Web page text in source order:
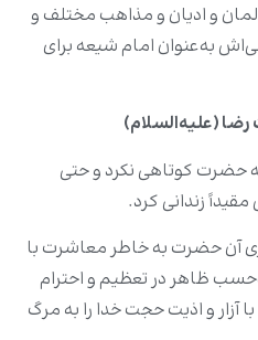
و ادیان و مذاهب مختلف و
به‌عنوان امام شیعه برای
(علیه‌السلام)
حضرت کوتاهی نکرد و حتی
زندانی کرد.
آن حضرت به خاطر معاشرت با
ظاهر در تعظیم و احترام
و اذیت حجت خدا را به مرگ